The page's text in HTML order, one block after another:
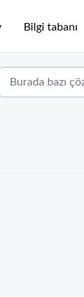
Bilgi tabanı